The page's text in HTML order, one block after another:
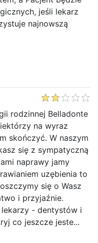
jeśli lekarz
najnowszą
rodzinnej Belladonte
na wyraz
skończyć. W naszym
się z sympatyczną
naprawy jamy
uzębienia to
się o Wasz
i przyjaźnie.
lekarzy - dentystów i
co jeszcze jeste...